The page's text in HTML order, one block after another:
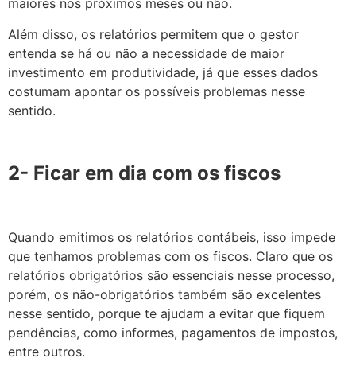
maiores nos próximos meses ou não.
Além disso, os relatórios permitem que o gestor
entenda se há ou não a necessidade de maior
investimento em produtividade, já que esses dados
costumam apontar os possíveis problemas nesse
sentido.
2- Ficar em dia com os fiscos
Quando emitimos os relatórios contábeis, isso impede
que tenhamos problemas com os fiscos. Claro que os
relatórios obrigatórios são essenciais nesse processo,
porém, os não-obrigatórios também são excelentes
nesse sentido, porque te ajudam a evitar que fiquem
pendências, como informes, pagamentos de impostos,
entre outros.